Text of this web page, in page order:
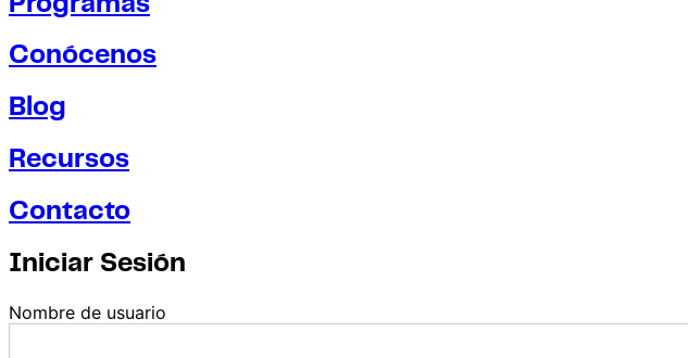
Conócenos
Blog
Recursos
Contacto
Iniciar Sesión
Nombre de usuario